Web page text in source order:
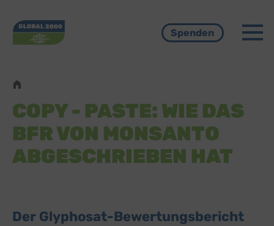
Spenden
COPY - PASTE: WIE DAS
BFR VON MONSANTO
ABGESCHRIEBEN HAT
Der Glyphosat-Bewertungsbericht